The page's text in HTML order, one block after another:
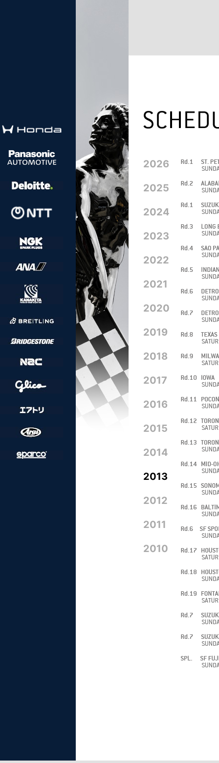
2026
2025
2024
2023
2022
2021
2020
2019
2018
2017
2016
2015
2014
2013
2012
2011
2010